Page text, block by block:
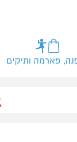
פארמה ותיקים